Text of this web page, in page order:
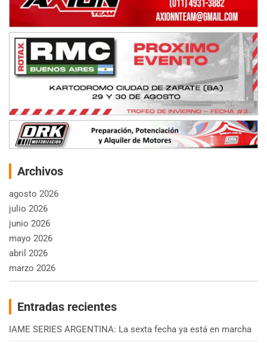
Archivos
agosto 2026
julio 2026
junio 2026
mayo 2026
abril 2026
marzo 2026
Entradas recientes
IAME SERIES ARGENTINA: La sexta fecha ya está en marcha